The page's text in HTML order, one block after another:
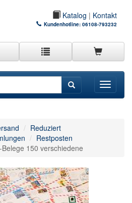
Katalog | Kontakt
Kundenhotline: 06108-793232
Toggle
Reduziert
Restposten
150 verschiedene